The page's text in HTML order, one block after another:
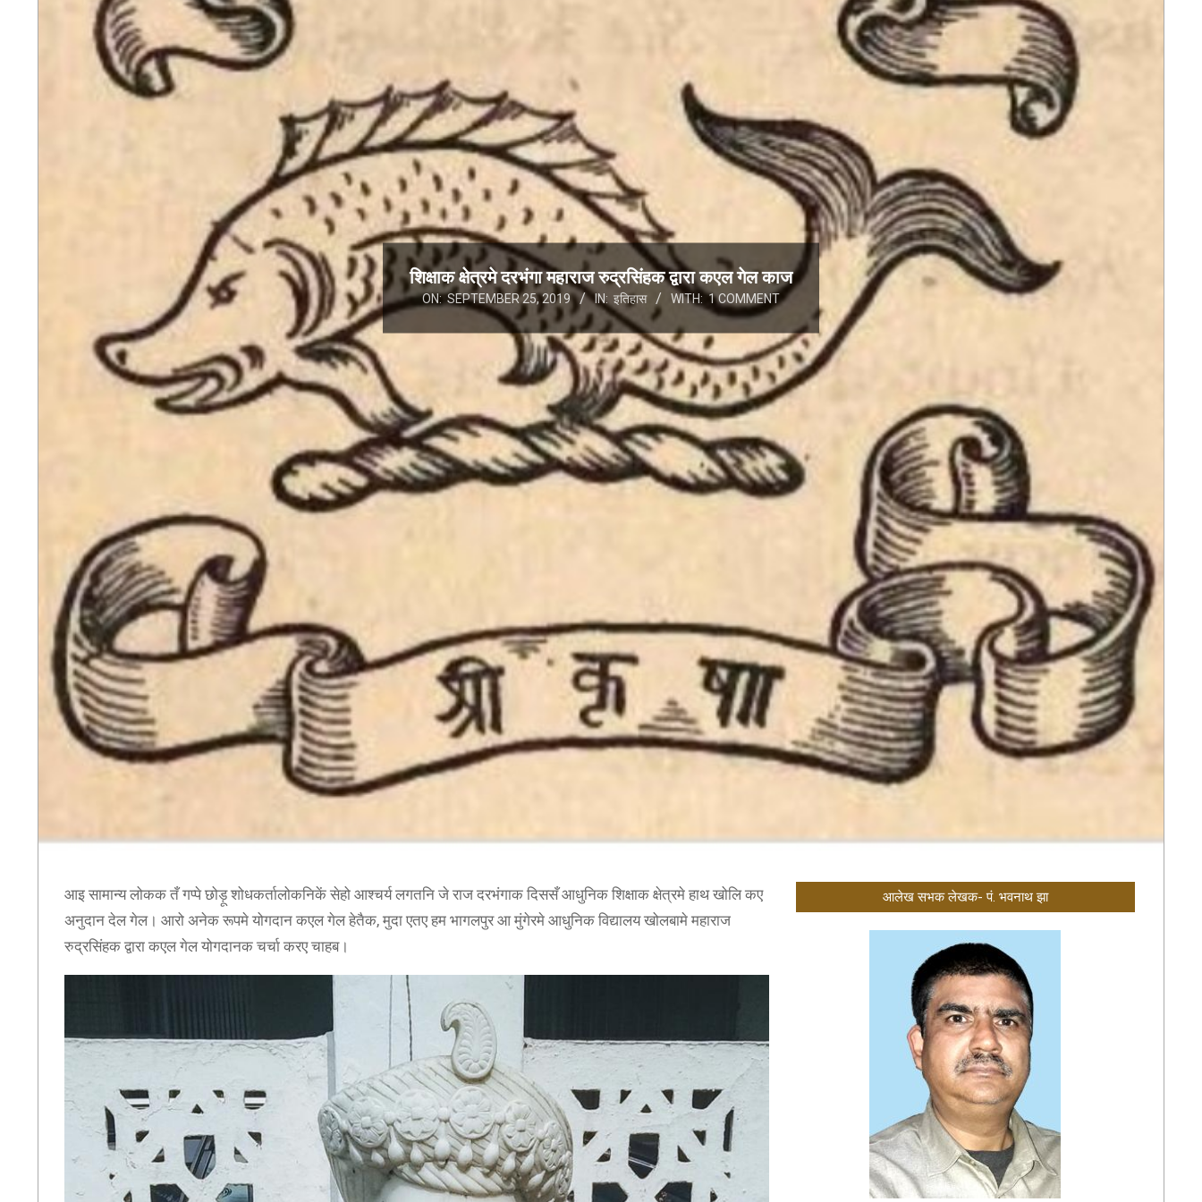
शिक्षाक क्षेत्रमे दरभंगा महाराज रुद्रसिंहक द्वारा कएल गेल काज
ON: SEPTEMBER 25, 2019 IN: इतिहास WITH: 1 COMMENT
आइ सामान्य लोकक तँ गप्पे छोड़ू शोधकर्तालोकनिकें सेहो आश्चर्य लगतनि जे राज दरभंगाक दिससँ आधुनिक शिक्षाक क्षेत्रमे हाथ खोलि कए
अनुदान देल गेल। आरो अनेक रूपमे योगदान कएल गेल हेतैक, मुदा एतए हम भागलपुर आ मुंगेरमे आधुनिक विद्यालय खोलबामे महाराज
रुद्रसिंहक द्वारा कएल गेल योगदानक चर्चा करए चाहब।
आलेख सभक लेखक- पं. भवनाथ झा